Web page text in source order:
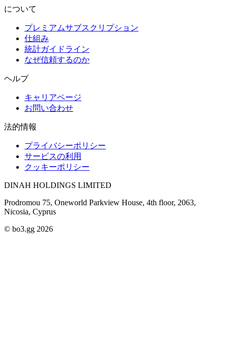
について
プレミアムサブスクリプション
仕組み
統計ガイドライン
なぜ信頼するのか
ヘルプ
キャリアページ
お問い合わせ
法的情報
プライバシーポリシー
サービスの利用
クッキーポリシー
DINAH HOLDINGS LIMITED
Prodromou 75, Oneworld Parkview House, 4th floor, 2063,
Nicosia, Cyprus
© bo3.gg 2026